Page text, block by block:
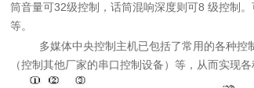
筒音量可32级控制，话筒混响深度则可8 级控制
等。
多媒体中央控制主机已包括了常用的各种
（控制其他厂家的串口控制设备）等，从而实现各